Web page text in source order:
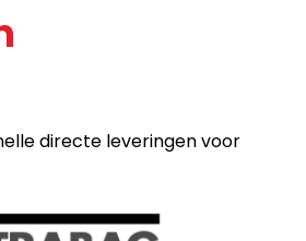
directe leveringen voor